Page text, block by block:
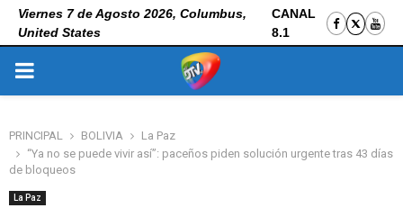
Viernes 7 de Agosto 2026, Columbus,
United States
CANAL
8.1
PRIMARY
PRINCIPAL BOLIVIA
La Paz
“Ya no se puede vivir así”: paceños piden solución urgente tras 43 días
de bloqueos
La Paz